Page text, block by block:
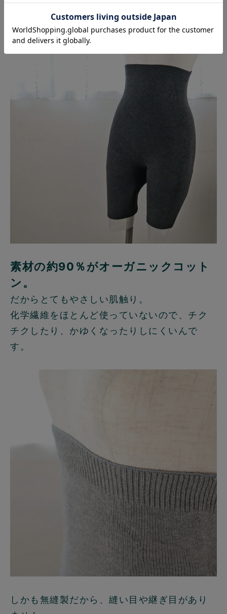
素材の約90％がオーガニックコット
ン。
だからとてもやさしい肌触り。
化学繊維をほとんど使っていないので、チク
チクしたり、かゆくなったりしにくいんで
す。
しかも無縫製だから、縫い目や継ぎ目があり